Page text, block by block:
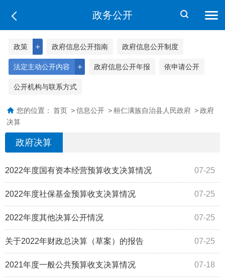
政务公开
＋
政策 政府信息公开指南 政府信息公开制度
＋
法定主动公开内容 政府信息公开年报 依申请公开
公开机构与联系方式
您的位置： 首页 > 信息公开 > 桓仁满族自治县人民政府 > 政府
决算
政府决算
07-25
2022年度国有资本经营预算收支决算情况
07-25
2022年度社保基金预算收支决算情况
07-25
2022年度其他决算公开情况
07-25
关于2022年财政总决算（草案）的报告
07-18
2021年度一般公共预算收支决算情况